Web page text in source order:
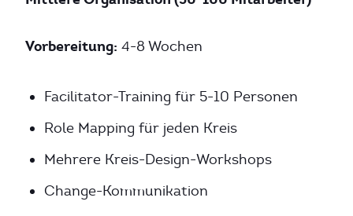
Vorbereitung: 4-8 Wochen
Facilitator-Training für 5-10 Personen
Role Mapping für jeden Kreis
Mehrere Kreis-Design-Workshops
Change-Kommunikation